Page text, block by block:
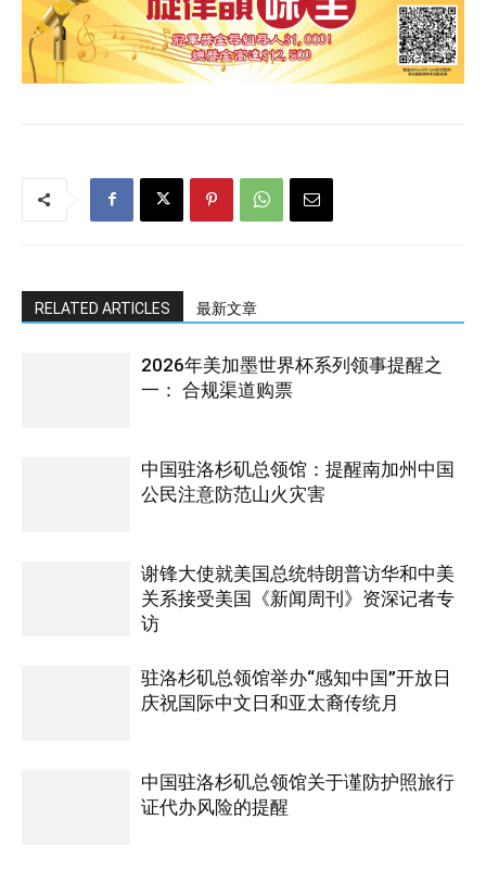
RELATED ARTICLES 最新文章
2026年美加墨世界杯系列领事提醒之
一： 合规渠道购票
中国驻洛杉矶总领馆：提醒南加州中国
公民注意防范山火灾害
谢锋大使就美国总统特朗普访华和中美
关系接受美国《新闻周刊》资深记者专
访
驻洛杉矶总领馆举办“感知中国”开放日
庆祝国际中文日和亚太裔传统月
中国驻洛杉矶总领馆关于谨防护照旅行
证代办风险的提醒